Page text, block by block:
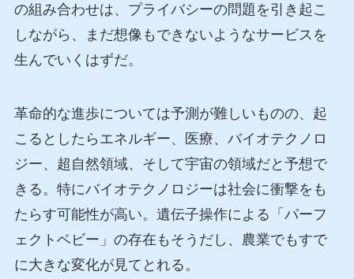
の組み合わせは、プライバシーの問題を引き起こ
しながら、まだ想像もできないようなサービスを
生んでいくはずだ。
革命的な進歩については予測が難しいものの、起
こるとしたらエネルギー、医療、バイオテクノロ
ジー、超自然領域、そして宇宙の領域だと予想で
きる。特にバイオテクノロジーは社会に衝撃をも
たらす可能性が高い。遺伝子操作による「パーフ
ェクトベビー」の存在もそうだし、農業でもすで
に大きな変化が見てとれる。